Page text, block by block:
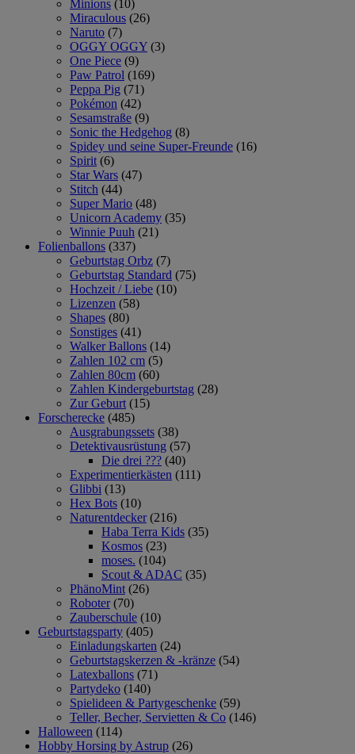
Minions (10)
Miraculous (26)
Naruto (7)
OGGY OGGY (3)
One Piece (9)
Paw Patrol (169)
Peppa Pig (71)
Pokémon (42)
Sesamstraße (9)
Sonic the Hedgehog (8)
Spidey und seine Super-Freunde (16)
Spirit (6)
Star Wars (47)
Stitch (44)
Super Mario (48)
Unicorn Academy (35)
Winnie Puuh (21)
Folienballons (337)
Geburtstag Orbz (7)
Geburtstag Standard (75)
Hochzeit / Liebe (10)
Lizenzen (58)
Shapes (80)
Sonstiges (41)
Walker Ballons (14)
Zahlen 102 cm (5)
Zahlen 80cm (60)
Zahlen Kindergeburtstag (28)
Zur Geburt (15)
Forscherecke (485)
Ausgrabungssets (38)
Detektivausrüstung (57)
Die drei ??? (40)
Experimentierkästen (111)
Glibbi (13)
Hex Bots (10)
Naturentdecker (216)
Haba Terra Kids (35)
Kosmos (23)
moses. (104)
Scout & ADAC (35)
PhänoMint (26)
Roboter (70)
Zauberschule (10)
Geburtstagsparty (405)
Einladungskarten (24)
Geburtstagskerzen & -kränze (54)
Latexballons (71)
Partydeko (140)
Spielideen & Partygeschenke (59)
Teller, Becher, Servietten & Co (146)
Halloween (114)
Hobby Horsing by Astrup (26)